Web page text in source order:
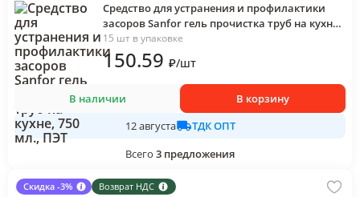
Средство для устранения и профилактики
засоров Sanfor гель прочистка труб на кухне,
750 мл., ПЭТ
15 шт в упаковке
150.59 ₽/шт
В наличии
В корзину
12 августа
ТДК ОПТ
Всего 3 предложения
Скидка -3% Возврат НДС